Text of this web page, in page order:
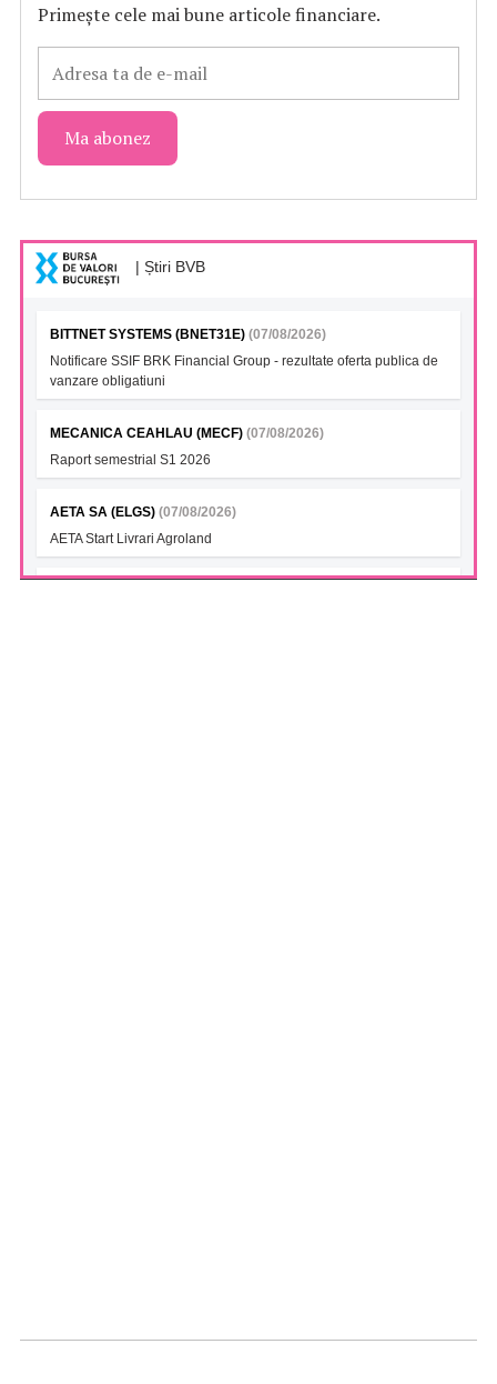
Primește cele mai bune articole financiare.
| Știri BVB
BITTNET SYSTEMS (BNET31E) (07/08/2026)
Notificare SSIF BRK Financial Group - rezultate oferta publica de
vanzare obligatiuni
MECANICA CEAHLAU (MECF) (07/08/2026)
Raport semestrial S1 2026
AETA SA (ELGS) (07/08/2026)
AETA Start Livrari Agroland